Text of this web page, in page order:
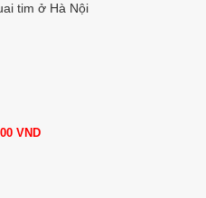
tim ở Hà Nội
VND